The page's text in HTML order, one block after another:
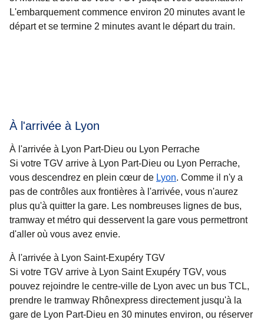
L'embarquement commence environ 20 minutes avant le
départ et se termine 2 minutes avant le départ du train.
À l'arrivée à Lyon
À l'arrivée à Lyon Part-Dieu ou Lyon Perrache
Si votre TGV arrive à Lyon Part-Dieu ou Lyon Perrache,
vous descendrez en plein cœur de Lyon. Comme il n'y a
pas de contrôles aux frontières à l'arrivée, vous n'aurez
plus qu'à quitter la gare. Les nombreuses lignes de bus,
tramway et métro qui desservent la gare vous permettront
d'aller où vous avez envie.
À l'arrivée à Lyon Saint-Exupéry TGV
Si votre TGV arrive à Lyon Saint Exupéry TGV, vous
pouvez rejoindre le centre-ville de Lyon avec un bus TCL,
prendre le tramway Rhônexpress directement jusqu'à la
gare de Lyon Part-Dieu en 30 minutes environ, ou réserver